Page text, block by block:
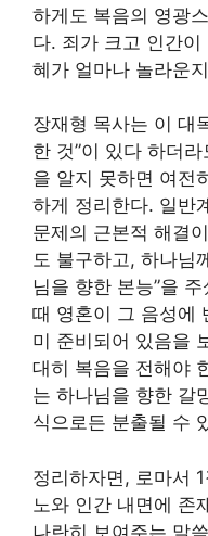
하게도 복음의 영광
다. 죄가 크고 인간
혜가 얼마나 놀라운
장재형 목사는 이 대
한 것”이 있다 하더
을 알지 못하면 여전
하게 정리한다. 일반
문제의 근본적 해결
도 불구하고, 하나님
님을 향한 본능”을
때 영혼이 그 음성에
미 준비되어 있음을
대히 복음을 전해야
는 하나님을 향한 갈
식으로든 분출될 수
정리하자면, 로마서
노와 인간 내면에 존
나란히 보여주는 말